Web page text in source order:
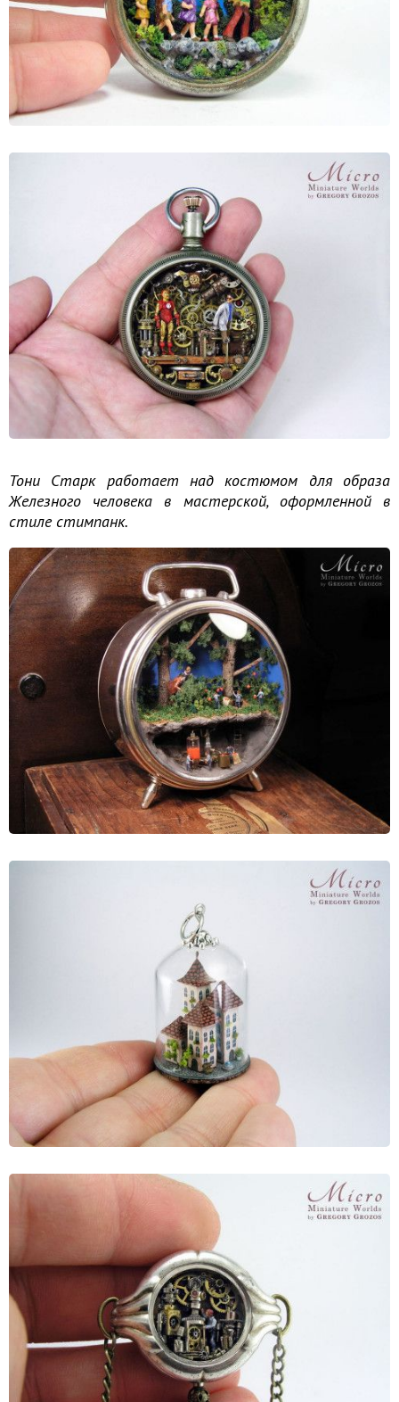
Тони Старк работает над костюмом для образа
Железного человека в мастерской, оформленной в
стиле стимпанк.